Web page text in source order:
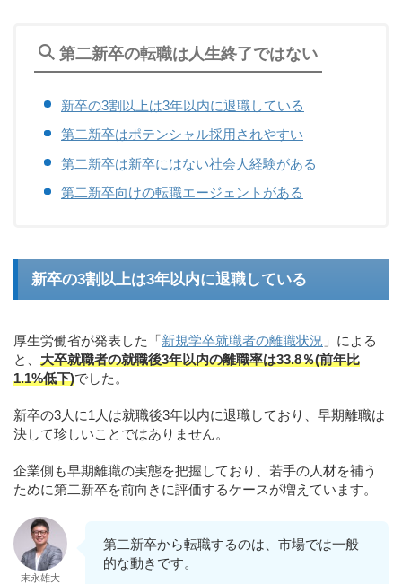
第二新卒の転職は人生終了ではない
新卒の3割以上は3年以内に退職している
第二新卒はポテンシャル採用されやすい
第二新卒は新卒にはない社会人経験がある
第二新卒向けの転職エージェントがある
新卒の3割以上は3年以内に退職している
厚生労働省が発表した「新規学卒就職者の離職状況 」による
と、 大卒就職者の就職後3年以内の離職率は33.8％(前年比
1.1%低下)でした。
新卒の3人に1人は就職後3年以内に退職しており、早期離職は
決して珍しいことではありません。
企業側も早期離職の実態を把握しており、若手の人材を補う
ために第二新卒を前向きに評価するケースが増えています。
末永雄大
第二新卒から転職するのは、市場では一般
的な動きです。